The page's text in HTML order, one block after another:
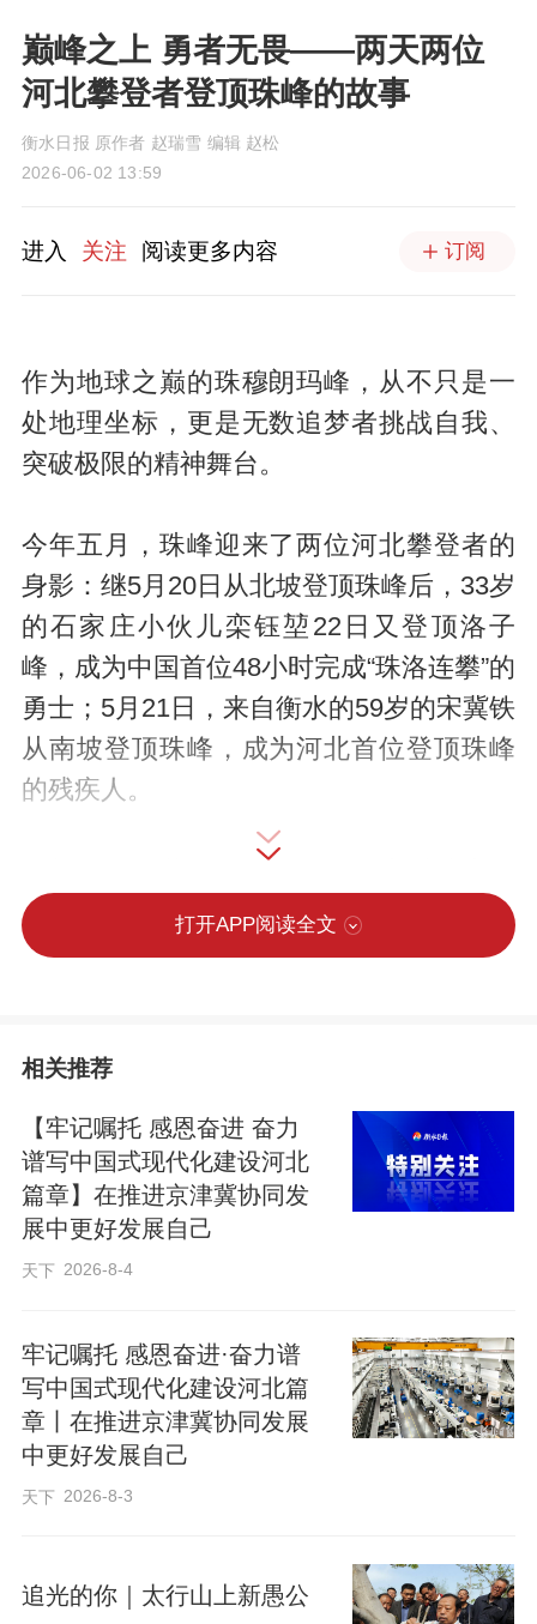
巅峰之上 勇者无畏——两天两位
河北攀登者登顶珠峰的故事
衡水日报 原作者 赵瑞雪 编辑 赵松
2026-06-02 13:59
进入 关注 阅读更多内容 订阅
作为地球之巅的珠穆朗玛峰，从不只是一
处地理坐标，更是无数追梦者挑战自我、
突破极限的精神舞台。
今年五月，珠峰迎来了两位河北攀登者的
身影：继5月20日从北坡登顶珠峰后，33岁
的石家庄小伙儿栾钰堃22日又登顶洛子
峰，成为中国首位48小时完成“珠洛连攀”的
勇士；5月21日，来自衡水的59岁的宋冀铁
从南坡登顶珠峰，成为河北首位登顶珠峰
的残疾人。
峰，用脚步诠释着他们对攀登最纯粹的理
解：无关其他，这其实是一场与自己的较
栾钰堃：48小时“珠洛连攀”书写人生传奇
“到达顶峰，这并不是终点，我们在迎接下
一个巅峰。”这是栾钰堃常说的一句话。
2017年，栾钰堃登顶非洲最高峰乞力马扎
士山；2021年，登顶昆仑山东段最高峰玉
珠峰；2022年，登顶西昆仑山脉第三高峰
慕士塔格峰；2023年5月，首次向珠峰冲
刺，从南坡出发成功站上世界之巅，成为
坡再度登顶，顺利完成珠峰南北双登，刷
新国内该项挑战的最小年龄纪录……
打开APP阅读全文
相关推荐
【牢记嘱托 感恩奋进 奋力
谱写中国式现代化建设河北
篇章】在推进京津冀协同发
展中更好发展自己
天下 2026-8-4
牢记嘱托 感恩奋进·奋力谱
写中国式现代化建设河北篇
章丨在推进京津冀协同发展
中更好发展自己
天下 2026-8-3
追光的你｜太行山上新愚公